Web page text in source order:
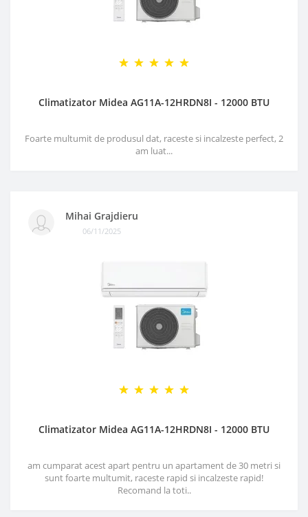
Climatizator Midea AG11A-12HRDN8I - 12000 BTU
Foarte multumit de produsul dat, raceste si incalzeste perfect, 2
am luat...
Mihai Grajdieru
06/11/2025
Climatizator Midea AG11A-12HRDN8I - 12000 BTU
am cumparat acest apart pentru un apartament de 30 metri si
sunt foarte multumit, raceste rapid si incalzeste rapid!
Recomand la toti..